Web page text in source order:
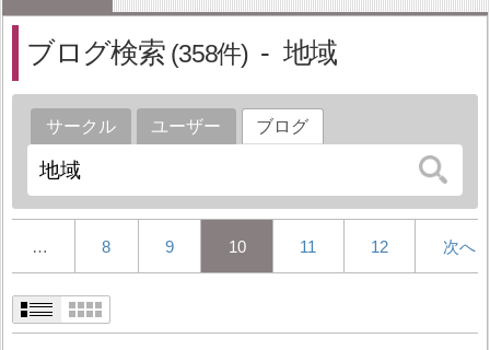
ブログ検索 358 地域
サークル ユーザー ブログ
… 8 9 10 11 12 次へ